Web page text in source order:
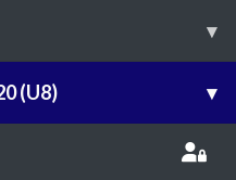
▾
(U8) ▾